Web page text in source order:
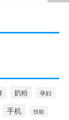
奶粉 孕妇
手机 技能